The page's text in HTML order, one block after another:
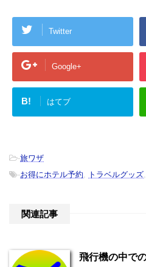
Twitter
Google+
B! はてブ
-旅ワザ
-お得にホテル予約 トラベルグッズ
関連記事
飛行機の中で